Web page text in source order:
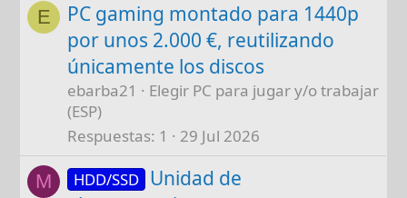
E
PC gaming montado para 1440p
por unos 2.000 €, reutilizando
únicamente los discos
ebarba21
Elegir PC para jugar y/o trabajar
(ESP)
Respuestas 1 29 Jul 2026
M HDD/SSD Unidad de